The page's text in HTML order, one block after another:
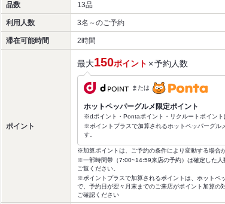
品数 13品
利用人数 3名～のご予約
滞在可能時間 2時間
ポイント
最大150ポイント ×予約人数
または
ホットペッパーグルメ限定ポイント
※dポイント・Pontaポイント・リクルートポイント
※ポイントプラスで加算されるホットペッパーグル
す。
※加算ポイントは、ご予約の条件により変動する場合
※一部時間帯（7:00~14:59来店の予約）は確定した
ご覧ください。
※ポイントプラスで加算されるポイントは、ホットペ
で、予約日が翌々月末までのご来店がポイント加算の
ご確認ください